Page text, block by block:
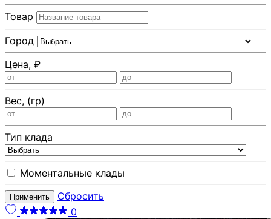
Товар
Город
Цена, ₽
Вес, (гр)
Тип клада
Моментальные клады
Применить
Сбросить
0